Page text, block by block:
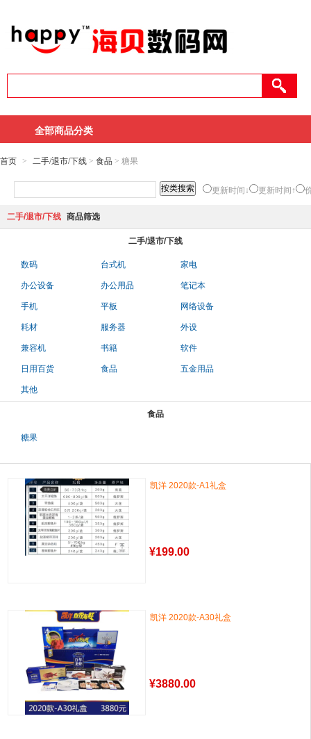
全部商品分类
首页 > 二手/退市/下线 > 食品 > 糖果
更新时间↓ 更新时间↑
二手/退市/下线 商品筛选
二手/退市/下线
数码 台式机 家电
办公设备 办公用品 笔记本
手机 平板 网络设备
耗材 服务器 外设
兼容机 书籍 软件
日用百货 食品 五金用品
其他
食品
糖果
凯洋 2020款-A1礼盒
¥199.00
凯洋 2020款-A30礼盒
¥3880.00